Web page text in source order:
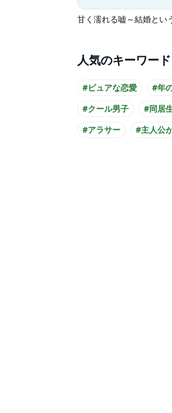
甘く濡れる嘘～結婚とい
人気のキーワード
#ピュアな恋愛 #年
#クール男子
#同居
#アラサー
#主人公